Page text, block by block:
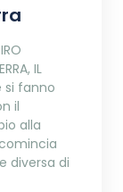
IL
si fanno
il
alla
diversa di